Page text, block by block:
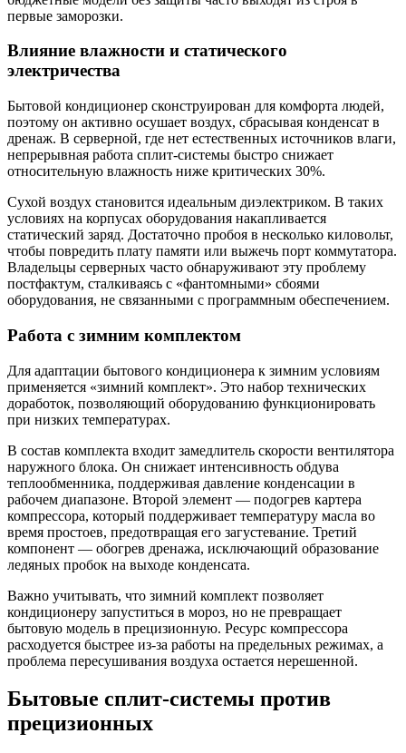
первые заморозки.
Влияние влажности и статического
электричества
Бытовой кондиционер сконструирован для комфорта людей,
поэтому он активно осушает воздух, сбрасывая конденсат в
дренаж. В серверной, где нет естественных источников влаги,
непрерывная работа сплит-системы быстро снижает
относительную влажность ниже критических 30%.
Сухой воздух становится идеальным диэлектриком. В таких
условиях на корпусах оборудования накапливается
статический заряд. Достаточно пробоя в несколько киловольт,
чтобы повредить плату памяти или выжечь порт коммутатора.
Владельцы серверных часто обнаруживают эту проблему
постфактум, сталкиваясь с «фантомными» сбоями
оборудования, не связанными с программным обеспечением.
Работа с зимним комплектом
Для адаптации бытового кондиционера к зимним условиям
применяется «зимний комплект». Это набор технических
доработок, позволяющий оборудованию функционировать
при низких температурах.
В состав комплекта входит замедлитель скорости вентилятора
наружного блока. Он снижает интенсивность обдува
теплообменника, поддерживая давление конденсации в
рабочем диапазоне. Второй элемент — подогрев картера
компрессора, который поддерживает температуру масла во
время простоев, предотвращая его загустевание. Третий
компонент — обогрев дренажа, исключающий образование
ледяных пробок на выходе конденсата.
Важно учитывать, что зимний комплект позволяет
кондиционеру запуститься в мороз, но не превращает
бытовую модель в прецизионную. Ресурс компрессора
расходуется быстрее из-за работы на предельных режимах, а
проблема пересушивания воздуха остается нерешенной.
Бытовые сплит-системы против
прецизионных